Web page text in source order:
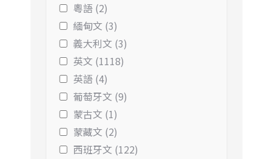
粵語 (2)
緬甸文 (3)
義大利文 (3)
英文 (1118)
英語 (4)
葡萄牙文 (9)
蒙古文 (1)
蒙藏文 (2)
西班牙文 (122)